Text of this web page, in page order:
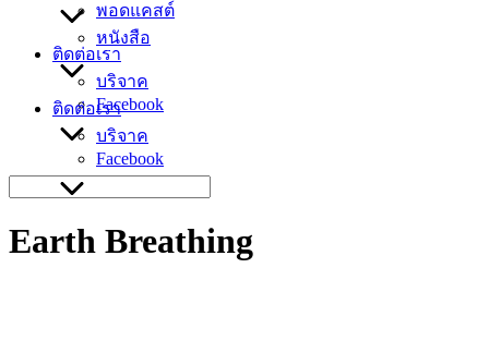
พอดแคสต์
หนังสือ
ติดต่อเรา
บริจาค
Facebook
ติดต่อเรา
บริจาค
Facebook
for:
Earth Breathing